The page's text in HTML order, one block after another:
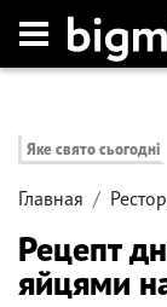
Яке свято сьогодні
Главная
Рецепт
яйцями